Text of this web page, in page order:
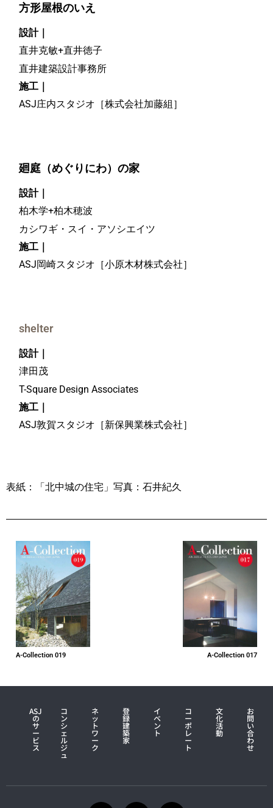
方形屋根のいえ
設計｜
直井克敏+直井徳子
直井建築設計事務所
施工｜
ASJ庄内スタジオ［株式会社加藤組］
廻庭（めぐりにわ）の家
設計｜
柏木学+柏木穂波
カシワギ・スイ・アソシエイツ
施工｜
ASJ岡崎スタジオ［小原木材株式会社］
shelter
設計｜
津田茂
T-Square Design Associates
施工｜
ASJ敦賀スタジオ［新保興業株式会社］
表紙：「北中城の住宅」写真：石井紀久
A-Collection 019 A-Collection 017
ASJ
の
サ
ー
ビ
ス
コ
ン
シ
ェ
ル
ジ
ュ
ネ
ッ
ト
ワ
ー
ク
登
録
建
築
家
イ
ベ
ン
ト
コ
ー
ポ
レ
ー
ト
文
化
活
動
お
問
い
合
わ
せ